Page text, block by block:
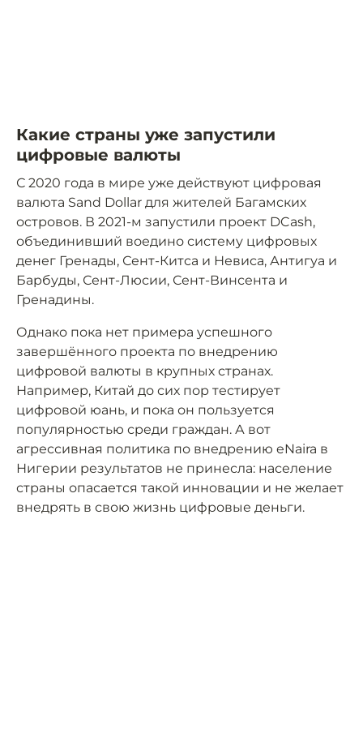
Какие страны уже запустили
цифровые валюты
С 2020 года в мире уже действуют цифровая
валюта Sand Dollar для жителей Багамских
островов. В 2021-м запустили проект DCash,
объединивший воедино систему цифровых
денег Гренады, Сент-Китса и Невиса, Антигуа и
Барбуды, Сент-Люсии, Сент-Винсента и
Гренадины.
Однако пока нет примера успешного
завершённого проекта по внедрению
цифровой валюты в крупных странах.
Например, Китай до сих пор тестирует
цифровой юань, и пока он пользуется
популярностью среди граждан. А вот
агрессивная политика по внедрению eNaira в
Нигерии результатов не принесла: население
страны опасается такой инновации и не желает
внедрять в свою жизнь цифровые деньги.